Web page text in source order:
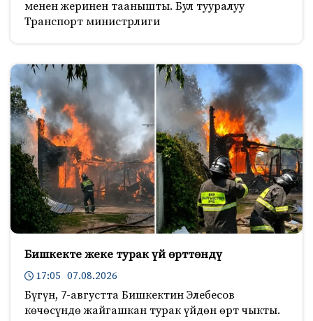
менен жеринен таанышты. Бул тууралуу
Транспорт министрлиги
Бишкекте жеке турак үй өрттөндү
17:05 07.08.2026
Бүгүн, 7-августта Бишкектин Элебесов
көчөсүндө жайгашкан турак үйдөн өрт чыкты.